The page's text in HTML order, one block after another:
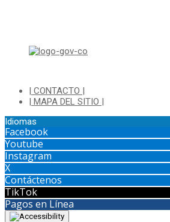
| CONTACTO |
| MAPA DEL SITIO |
Idiomas
Facebook
Youtube
Instagram
X
Contáctenos
TikTok
Pagos en Línea